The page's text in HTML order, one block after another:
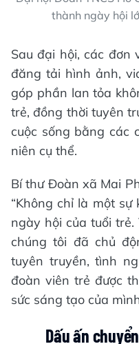
thành ngày hội
Sau đại hội, các đơn
đăng tải hình ảnh,
góp phần lan tỏa
trẻ, đồng thời tuyên
cuộc sống bằng các
niên cụ thể.
Bí thư Đoàn xã Mai
“Không chỉ là một
ngày hội của tuổi
chúng tôi đã chủ
tuyên truyền, tình
đoàn viên trẻ được
sức sáng tạo của
Dấu ấn